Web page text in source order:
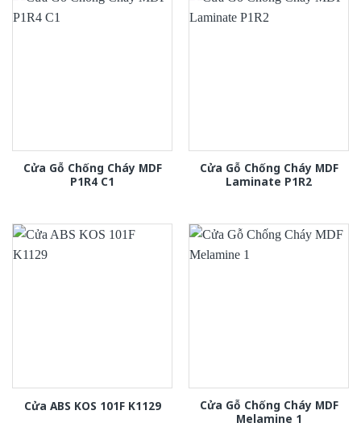
Cửa Gỗ Chống Cháy MDF
P1R4 C1
Cửa Gỗ Chống Cháy MDF
Laminate P1R2
Cửa ABS KOS 101F K1129
Cửa Gỗ Chống Cháy MDF
Melamine 1